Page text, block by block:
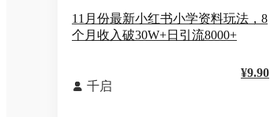
11月份最新小红书小学资料玩法，8
个月收入破30W+日引流8000+
 千启
¥9.90